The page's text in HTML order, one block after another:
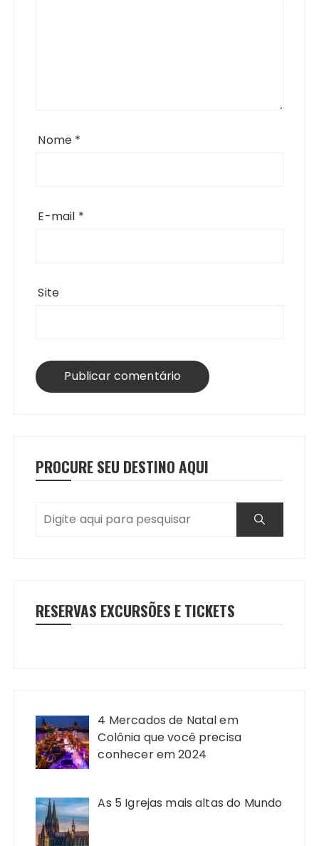
Nome *
E-mail *
Site
PROCURE SEU DESTINO AQUI
RESERVAS EXCURSÕES E TICKETS
4 Mercados de Natal em
Colônia que você precisa
conhecer em 2024
As 5 Igrejas mais altas do Mundo